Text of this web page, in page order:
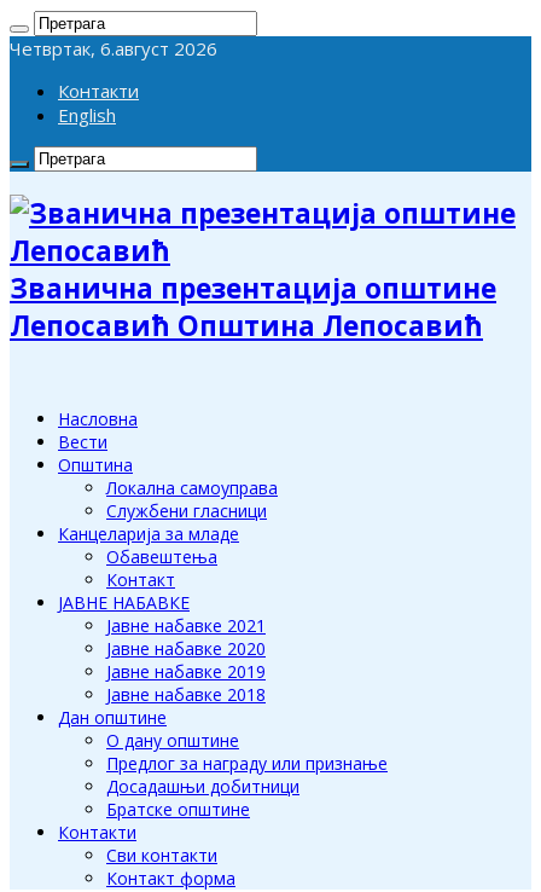
Четвртак, 6.август 2026
Контакти
English
Званична презентација општине
Лепосавић Општина Лепосавић
Насловна
Вести
Општина
Локална самоуправа
Службени гласници
Канцеларија за младе
Обавештења
Контакт
ЈАВНЕ НАБАВКЕ
Јавне набавке 2021
Јавне набавке 2020
Јавне набавке 2019
Јавне набавке 2018
Дан општине
О дану општине
Предлог за награду или признање
Досадашњи добитници
Братске општине
Контакти
Сви контакти
Контакт форма